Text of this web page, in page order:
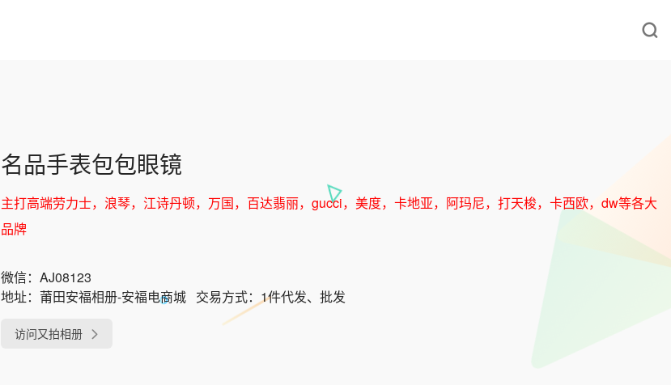
名品手表包包眼镜
主打高端劳力士，浪琴，江诗丹顿，万国，百达翡丽，gucci，美度，卡地亚，阿玛尼，打天梭，卡西欧，dw等各大
品牌
微信： AJ08123
地址： 莆田安福相册-安福电商城 交易方式： 1件代发、批发
访问又拍相册